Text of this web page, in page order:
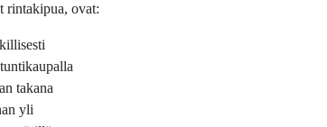
rinta­kipua, ovat:
takana
yli